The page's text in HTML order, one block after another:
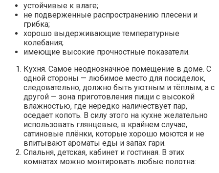
устойчивые к влаге;
не подверженные распространению плесени и
грибка;
хорошо выдерживающие температурные
колебания;
имеющие высокие прочностные показатели.
Кухня. Самое неоднозначное помещение в доме. С
одной стороны — любимое место для посиделок,
следовательно, должно быть уютным и тёплым, а с
другой — зона приготовления пищи с высокой
влажностью, где нередко наличествует пар,
оседает копоть. В силу этого на кухне желательно
использовать глянцевые, в крайнем случае,
сатиновые плёнки, которые хорошо моются и не
впитывают ароматы еды и запах гари.
Спальня, детская, кабинет и гостиная. В этих
комнатах можно монтировать любые полотна: